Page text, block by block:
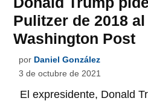
Pulitzer de 2018
Washington Post
por Daniel González
3 de octubre de 2021
El expresidente, Donald